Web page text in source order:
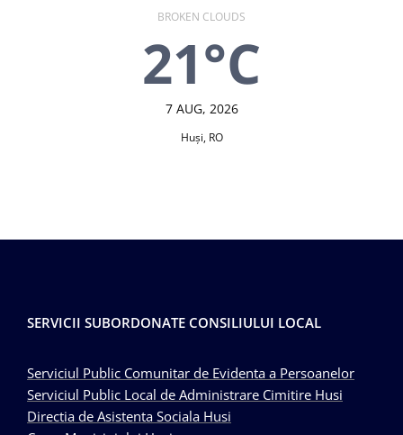
BROKEN CLOUDS
21°C
7 AUG, 2026
Huşi, RO
SERVICII SUBORDONATE CONSILIULUI LOCAL
Serviciul Public Comunitar de Evidenta a Persoanelor
Serviciul Public Local de Administrare Cimitire Husi
Directia de Asistenta Sociala Husi